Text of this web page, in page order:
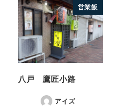
営業飯
八戸 鷹匠小路
アイズ